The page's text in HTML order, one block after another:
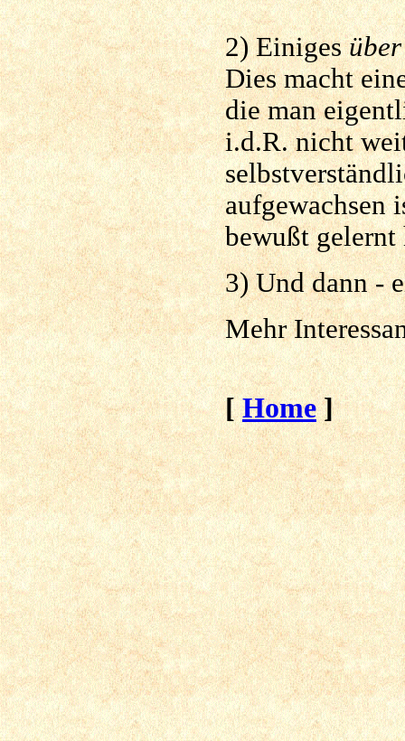
2) Einigesüber
Dies macht
die man
i.d.R. nicht
aufgewachsen
bewußt gelernt
3) Und dann -
Mehr
[Home]